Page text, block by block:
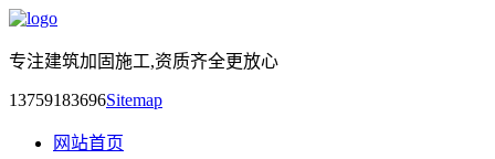
专注建筑加固施工,资质齐全更放心
13759183696Sitemap
网站首页